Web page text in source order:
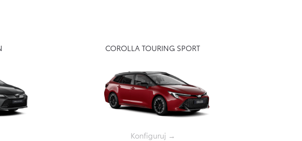
COROLLA TOURING SPORT
Konfiguruj →